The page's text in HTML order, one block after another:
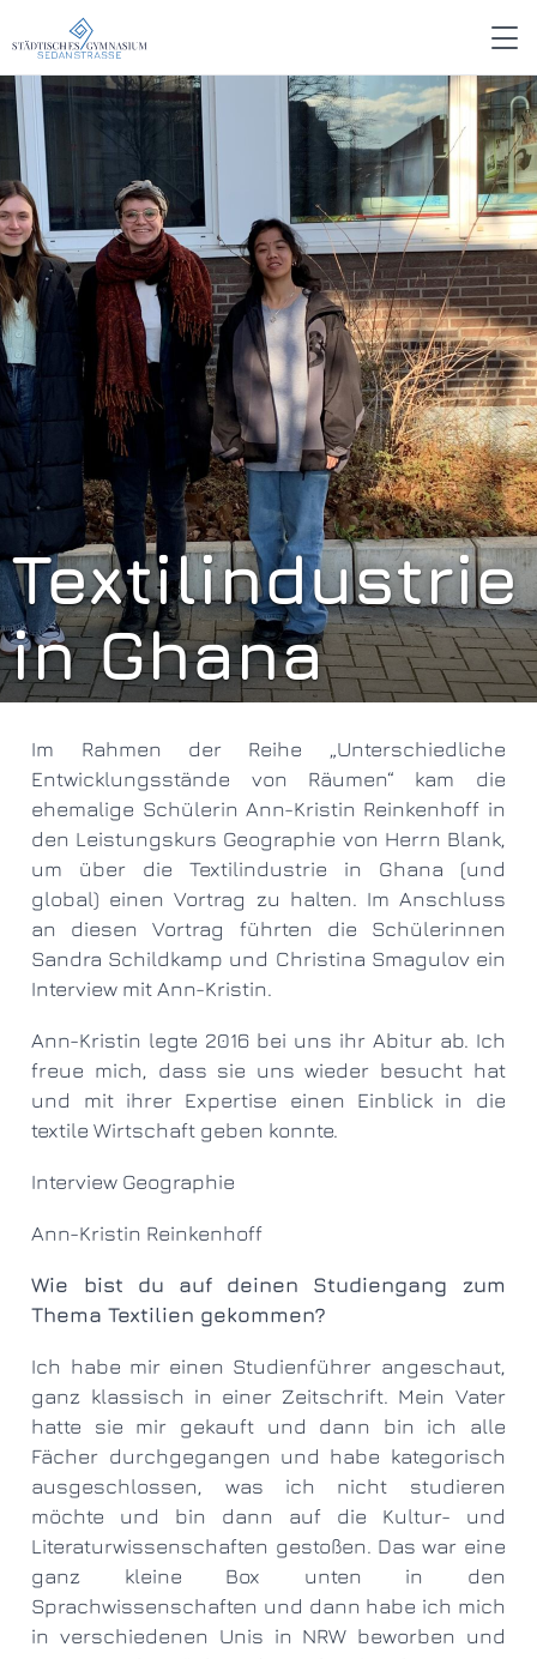
Textilindustrie
in Ghana
Im Rahmen der Reihe „Unterschiedliche
Entwicklungsstände von Räumen“ kam die
ehemalige Schülerin Ann-Kristin Reinkenhoff in
den Leistungskurs Geographie von Herrn Blank,
um über die Textilindustrie in Ghana (und
global) einen Vortrag zu halten. Im Anschluss
an diesen Vortrag führten die Schülerinnen
Sandra Schildkamp und Christina Smagulov ein
Interview mit Ann-Kristin.
Ann-Kristin legte 2016 bei uns ihr Abitur ab. Ich
freue mich, dass sie uns wieder besucht hat
und mit ihrer Expertise einen Einblick in die
textile Wirtschaft geben konnte.
Interview Geographie
Ann-Kristin Reinkenhoff
Wie bist du auf deinen Studiengang zum
Thema Textilien gekommen?
Ich habe mir einen Studienführer angeschaut,
ganz klassisch in einer Zeitschrift. Mein Vater
hatte sie mir gekauft und dann bin ich alle
Fächer durchgegangen und habe kategorisch
ausgeschlossen, was ich nicht studieren
möchte und bin dann auf die Kultur- und
Literaturwissenschaften gestoßen. Das war eine
ganz kleine Box unten in den
Sprachwissenschaften und dann habe ich mich
in verschiedenen Unis in NRW beworben und